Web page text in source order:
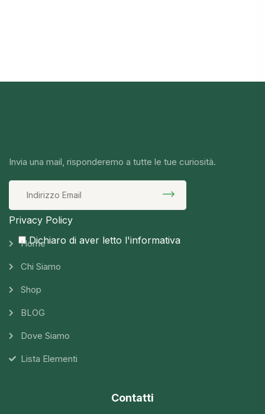
Invia una mail, risponderemo a tutte le tue curiosità.
Privacy Policy
Dichiaro di aver letto l'informativa
Home
Chi Siamo
Shop
BLOG
Dove Siamo
Lista Elementi
Contatti